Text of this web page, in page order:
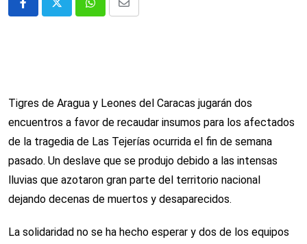
WhatsappComparte
Tigres de Aragua y Leones del Caracas jugarán dos
encuentros a favor de recaudar insumos para los afectados
de la tragedia de Las Tejerías ocurrida el fin de semana
pasado. Un deslave que se produjo debido a las intensas
lluvias que azotaron gran parte del territorio nacional
dejando decenas de muertos y desaparecidos.
La solidaridad no se ha hecho esperar y dos de los equipos